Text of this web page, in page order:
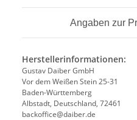
Angaben zur
Herstellerinformationen:
Gustav Daiber GmbH
Vor dem Weißen Stein 25-31
Baden-Württemberg
Albstadt, Deutschland, 72461
backoffice@daiber.de